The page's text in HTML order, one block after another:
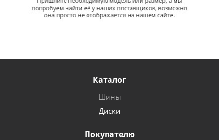
Каталог
Шины
Диски
Покупателю